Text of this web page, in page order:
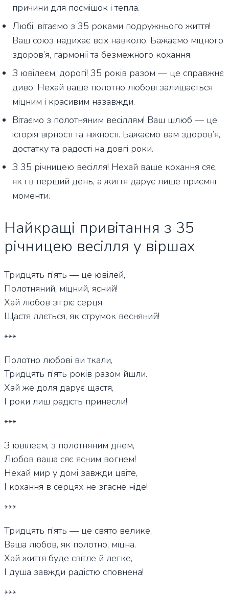
причини для посмішок і тепла.
Любі, вітаємо з 35 роками подружнього життя!
Ваш союз надихає всіх навколо. Бажаємо міцного
здоров’я, гармонії та безмежного кохання.
З ювілеєм, дорогі! 35 років разом — це справжнє
диво. Нехай ваше полотно любові залишається
міцним і красивим назавжди.
Вітаємо з полотняним весіллям! Ваш шлюб — це
історія вірності та ніжності. Бажаємо вам здоров’я,
достатку та радості на довгі роки.
З 35 річницею весілля! Нехай ваше кохання сяє,
як і в перший день, а життя дарує лише приємні
моменти.
Найкращі привітання з 35
річницею весілля у віршах
Тридцять п’ять — це ювілей,
Полотняний, міцний, ясний!
Хай любов зігріє серця,
Щастя ллється, як струмок весняний!
***
Полотно любові ви ткали,
Тридцять п’ять років разом йшли.
Хай же доля дарує щастя,
І роки лиш радість принесли!
***
З ювілеєм, з полотняним днем,
Любов ваша сяє ясним вогнем!
Нехай мир у домі завжди цвіте,
І кохання в серцях не згасне ніде!
***
Тридцять п’ять — це свято велике,
Ваша любов, як полотно, міцна.
Хай життя буде світле й легке,
І душа завжди радістю сповнена!
***